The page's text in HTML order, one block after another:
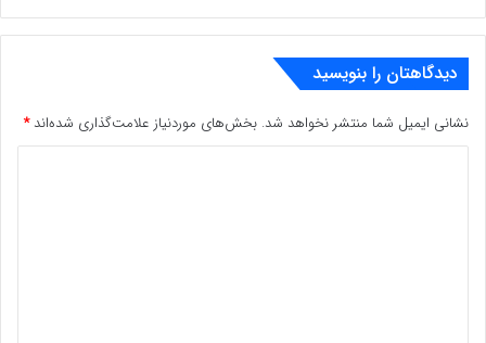
دیدگاهتان را بنویسید
نشانی ایمیل شما منتشر نخواهد شد. بخش‌های موردنیاز علامت‌گذاری شده‌اند*